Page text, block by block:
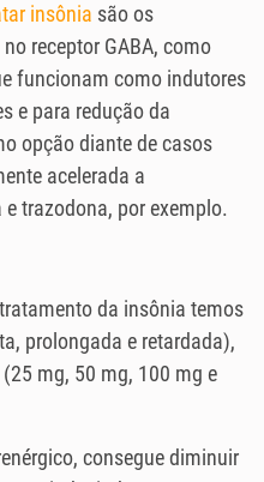
insônia são os
receptor GABA, como
funcionam como indutores
e para redução da
opção diante de casos
acelerada a
trazodona, por exemplo.
da insônia temos
prolongada e retardada),
mg, 50 mg, 100 mg e
consegue diminuir